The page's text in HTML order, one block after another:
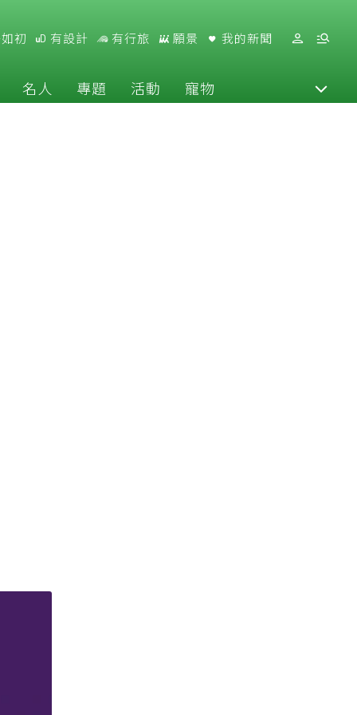
初 有設計 有行旅 願景 我的新聞
名人 專題 活動 寵物